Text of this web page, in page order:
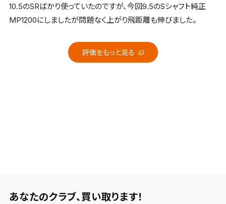
10.5のSRばかり使っていたのですが、今回9.5のSシャフト純正
MP1200にしましたが問題なく上がり飛距離も伸びました。
評価をもっと見る
あなたのクラブ、 買い取ります！